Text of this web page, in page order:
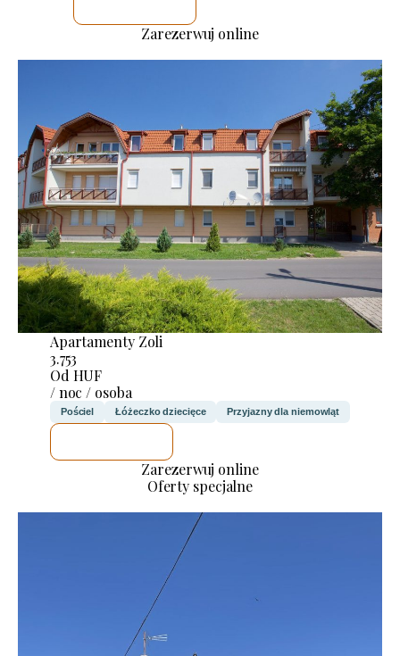
Zarezerwuj online
Apartamenty Zoli
3.753
Od HUF
/ noc / osoba
Pościel Łóżeczko dziecięce Przyjazny dla niemowląt
Zarezerwuj online
Oferty specjalne